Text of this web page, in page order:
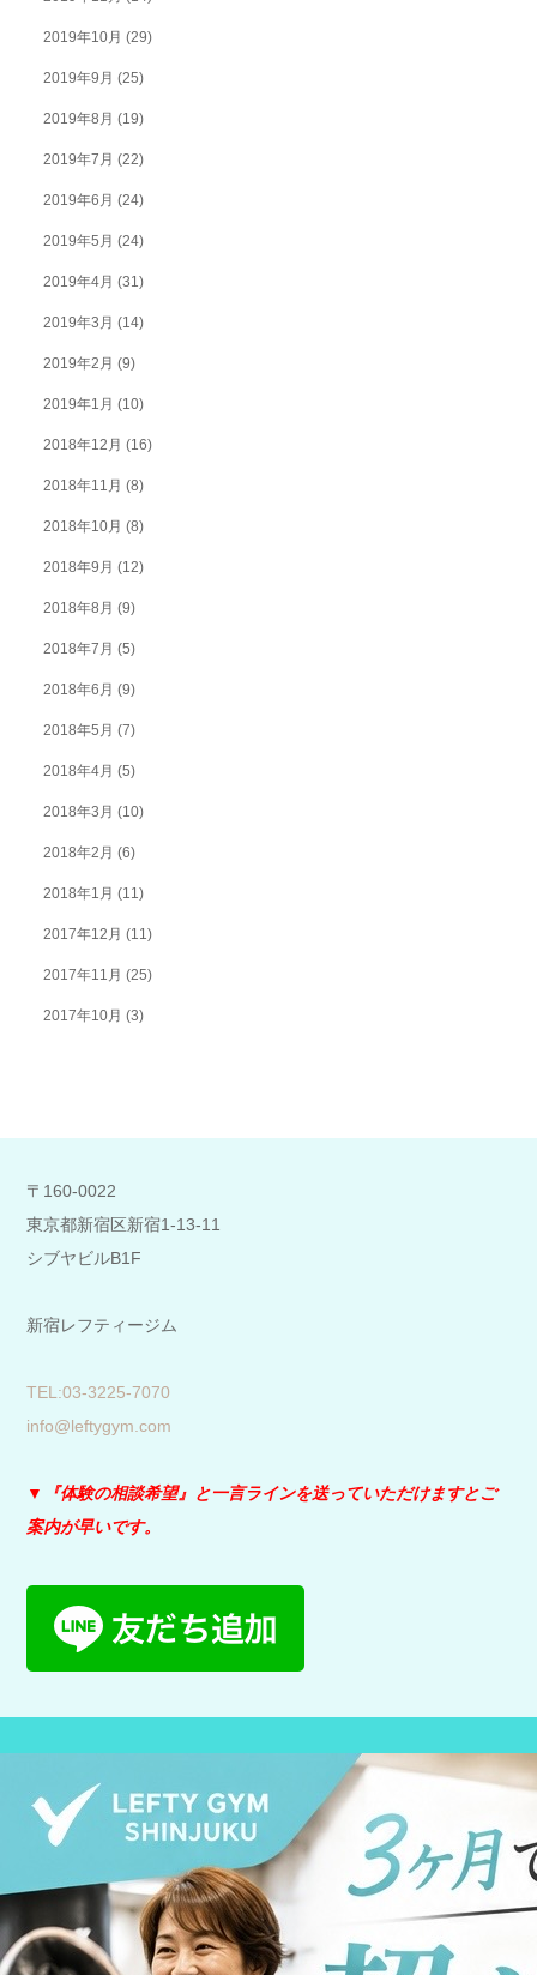
2019年10月 (29)
2019年9月 (25)
2019年8月 (19)
2019年7月 (22)
2019年6月 (24)
2019年5月 (24)
2019年4月 (31)
2019年3月 (14)
2019年2月 (9)
2019年1月 (10)
2018年12月 (16)
2018年11月 (8)
2018年10月 (8)
2018年9月 (12)
2018年8月 (9)
2018年7月 (5)
2018年6月 (9)
2018年5月 (7)
2018年4月 (5)
2018年3月 (10)
2018年2月 (6)
2018年1月 (11)
2017年12月 (11)
2017年11月 (25)
2017年10月 (3)
〒160-0022
東京都新宿区新宿1-13-11
シブヤビルB1F
新宿レフティージム
​TEL:03-3225-7070
info@leftygym.com
▼『体験の相談希望』と一言ラインを送っていただけますとご
案内が早いです。